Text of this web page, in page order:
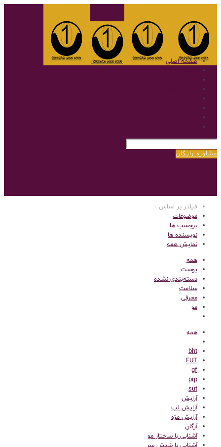
صفحه اصلی
مشاوره رایگان
فیلتر بر اساس :
موضوعات
برچسب ها
نویسنده ها
نمایش همه
همه
پوست
دسته‌بندی نشده
سلامت
معرفی
مو
همه
bht
FUT
gf
prp
sut
آرایش
آرایش لب
آرایش مژه
آرگان
آشنایی با ساختار مو